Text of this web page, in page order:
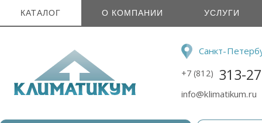
КАТАЛОГ О КОМПАНИИ УСЛУГИ
Санкт-
+7 (812) 313-
info@klimatikum.ru